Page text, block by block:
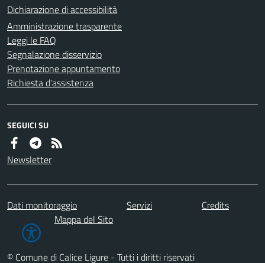
Dichiarazione di accessibilità
Amministrazione trasparente
Leggi le FAQ
Segnalazione disservizio
Prenotazione appuntamento
Richiesta d'assistenza
SEGUICI SU
Newsletter
Dati monitoraggio Servizi
Credits
Mappa del Sito
© Comune di Calice Ligure - Tutti i diritti riservati